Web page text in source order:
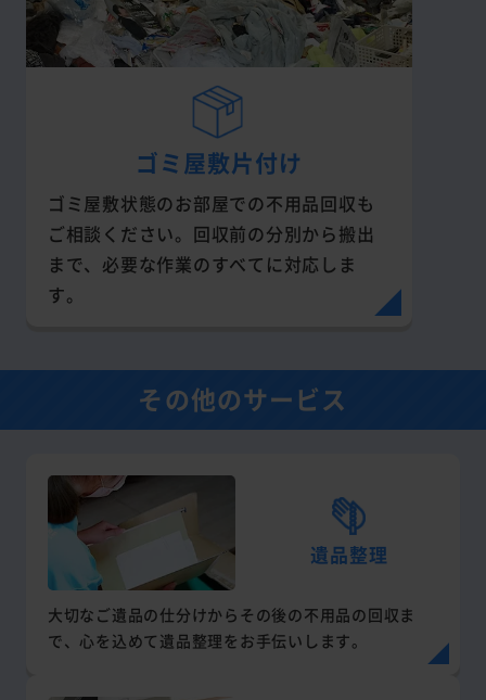
ゴミ屋敷片付け
ゴミ屋敷状態のお部屋での不用品回収も
ご相談ください。回収前の分別から搬出
まで、必要な作業のすべてに対応しま
す。
その他のサービス
遺品整理
大切なご遺品の仕分けからその後の不用品の回収ま
で、心を込めて遺品整理をお手伝いします。